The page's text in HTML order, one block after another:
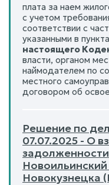
плата за наем
с учетом
соответствии с
указанными в
настоящего
власти, органом
наймодателем по
местного
договором об
Решение по
07.07.2025 - О
задолженности
Новокузнецка